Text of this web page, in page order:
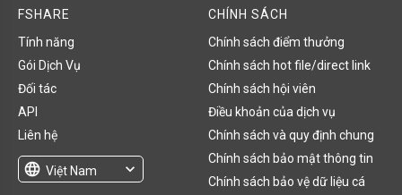
FSHARE
Tính năng
Gói Dịch Vụ
Đối tác
API
Liên hệ
language Việt Nam
expand_more
CHÍNH SÁCH
Chính sách điểm thưởng
Chính sách hot file/direct link
Chính sách hội viên
Điều khoản của dịch vụ
Chính sách và quy định chung
Chính sách bảo mật thông tin
Chính sách bảo vệ dữ liệu cá